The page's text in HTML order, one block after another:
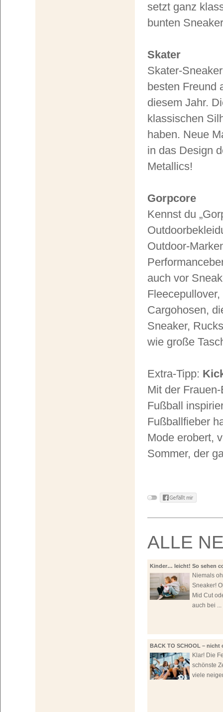
setzt ganz
bunten
Skater
Skater-
besten Freund
diesem Jahr.
klassischen
haben. Neue
in das Design
Metallics!
Gorpcore
Kennst du
Outdoor-
auch vor
Cargohosen,
Sneaker,
wie große
Extra-Tipp:
Mit der
Fußball
Fußballfieber
Mode erobert,
Sommer, der
ALLE
Kinder… leicht! So sehen
aus!
Niemals
Sneaker!
Mid Cut
auch bei ...
BACK TO SCHOOL – nicht
Sneaker!
Klar! Die
schönste
viele